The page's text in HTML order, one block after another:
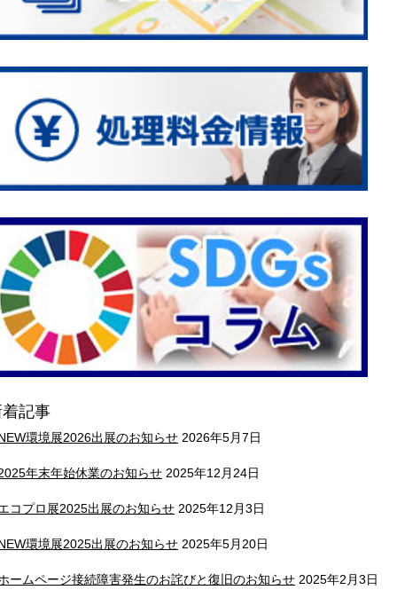
記事
環境展2026出展のお知らせ 2026年5月7日
年末年始休業のお知らせ 2025年12月24日
コプロ展2025出展のお知らせ 2025年12月3日
環境展2025出展のお知らせ 2025年5月20日
ームページ接続障害発生のお詫びと復旧のお知らせ 2025年2月3日